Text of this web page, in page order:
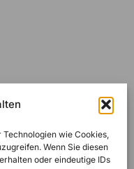
wie Cookies,
Wenn Sie diesen
oder eindeutige IDs